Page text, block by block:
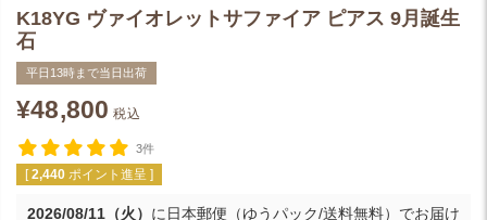
K18YG ヴァイオレットサファイア ピアス 9月誕生
石
平日13時まで当日出荷
¥48,800 税込
3件
[ 2,440 ポイント進呈 ]
2026/08/11（火） に 日本郵便（ゆうパック/送料無料） でお届け